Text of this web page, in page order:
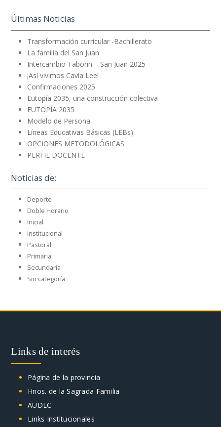
Últimas Noticias
Transformación curricular -Bachillerato
La familia del San Juan
Intercambio Taborin – San Juan 2025
¡Así vivimos Cavia Lee!
Confirmaciones 2025
Eutopía 2035, una construcción colectiva
EUTOPÍA 2035
Modelo de Persona
Líneas Educativas Básicas (LEBs)
OPCIONES METODOLÓGICAS
PERFIL DOCENTE
Noticias de:
Deporte
Doble Horario
Inicial
Institucional
Pastoral
Primaria
Secundaria
Sin categoría
Links de interés
Página de la provincia
Hnos. de la Sagrada Familia
AUDEC
Links Institucionales